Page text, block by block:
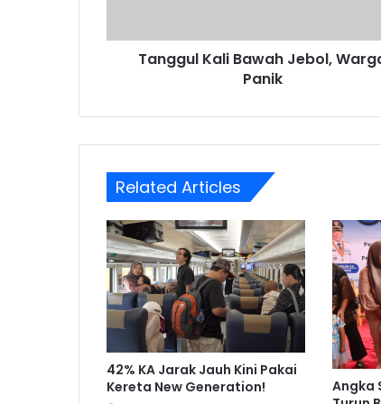
Tanggul Kali Bawah Jebol,
Panik
Related Articles
42% KA Jarak Jauh Kini Pakai
Kereta New Generation!
Angka